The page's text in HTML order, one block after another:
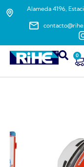
Alameda 4196,
0